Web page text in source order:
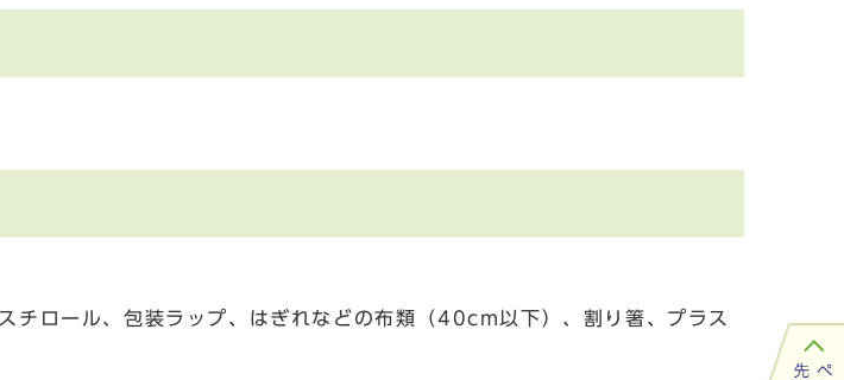
チロール、包装ラップ、はぎれなどの布類（40cm以下）、割り箸、プラス